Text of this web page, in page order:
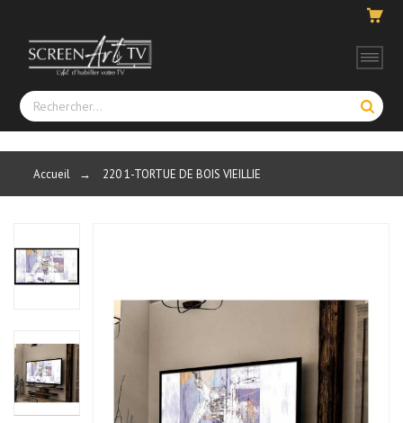
Accueil → 220 1-TORTUE DE BOIS VIEILLIE